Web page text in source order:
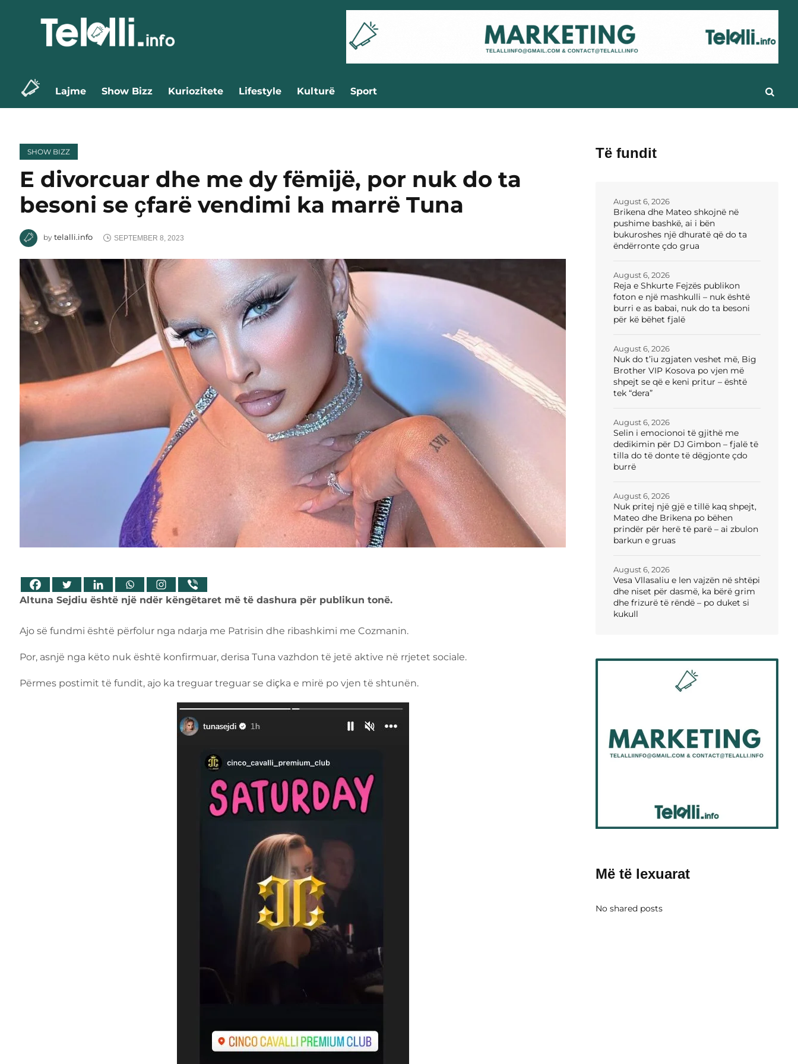
Lajme Show Bizz Kuriozitete Lifestyle Kulturë Sport
SHOW BIZZ
E divorcuar dhe me dy fëmijë, por nuk do ta
besoni se ҫfarë vendimi ka marrë Tuna
bytelalli.info SEPTEMBER 8, 2023
Altuna Sejdiu është një ndër këngëtaret më të dashura për publikun tonë.
Ajo së fundmi është përfolur nga ndarja me Patrisin dhe ribashkimi me Cozmanin.
Por, asnjë nga këto nuk është konfirmuar, derisa Tuna vazhdon të jetë aktive në rrjetet sociale.
Përmes postimit të fundit, ajo ka treguar treguar se diҫka e mirë po vjen të shtunën.
Të fundit
Brikena dhe Mateo shkojnë në
pushime bashkë, ai i bën
bukuroshes një dhuratë që do ta
ëndërronte çdo grua
August 6, 2026
Reja e Shkurte Fejzës publikon
foton e një mashkulli – nuk është
burri e as babai, nuk do ta besoni
për kë bëhet fjalë
August 6, 2026
Nuk do t’iu zgjaten veshet më, Big
Brother VIP Kosova po vjen më
shpejt se që e keni pritur – është
tek “dera”
August 6, 2026
Selin i emocionoi të gjithë me
dedikimin për DJ Gimbon – fjalë të
tilla do të donte të dëgjonte çdo
burrë
August 6, 2026
Nuk pritej një gjë e tillë kaq shpejt,
Mateo dhe Brikena po bëhen
prindër për herë të parë – ai zbulon
barkun e gruas
August 6, 2026
Vesa Vllasaliu e len vajzën në shtëpi
dhe niset për dasmë, ka bërë grim
dhe frizurë të rëndë – po duket si
kukull
August 6, 2026
Më të lexuarat
No shared posts